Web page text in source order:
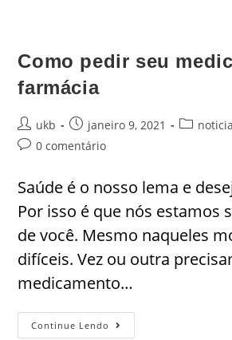
Como pedir seu
farmácia
ukb janeiro 9, 2021
0 comentário
Saúde é o nosso lema e
Por isso é que nós estamos
de você. Mesmo naqueles
difíceis. Vez ou outra
medicamento…
Continue Lendo